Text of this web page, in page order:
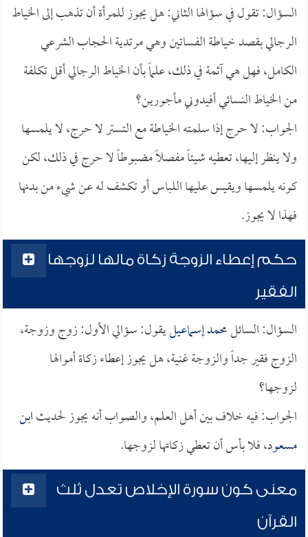
السؤال: تقول في سؤالها الثاني: هل يجوز للمرأة أن تذهب إلى الخياط
الرجالي بقصد خياطة الفساتين وهي مرتدية الحجاب الشرعي
الكامل، فهل هي آثمة في ذلك، علماً بأن الخياط الرجالي أقل تكلفة
من الخياط النسائي أفيدوني مأجورين؟
الجواب: لا حرج إذا سلمته الخياطة مع التستر لا حرج، لا يلمسها
ولا ينظر إليها، تعطيه شيئاً مفصلاً مضبوطاً لا حرج في ذلك، لكن
كونه يلمسها ويقيس عليها اللباس أو تكشف له عن شيء من بدنها
فهذا لا يجوز.
حكم إعطاء الزوجة زكاة مالها لزوجها
الفقير
السؤال: السائلمحمد إسماعيليقول: سؤالي الأول: زوج وزوجة،
الزوج فقير جداً والزوجة غنية، هل يجوز إعطاء زكاة أموالها
لزوجها؟
الجواب: فيه خلاف بين أهل العلم، والصواب أنه يجوز لحديثابن
مسعود، فلا بأس أن تعطي زكاتها لزوجها.
معنى كون سورة الإخلاص تعدل ثلث
القرآن